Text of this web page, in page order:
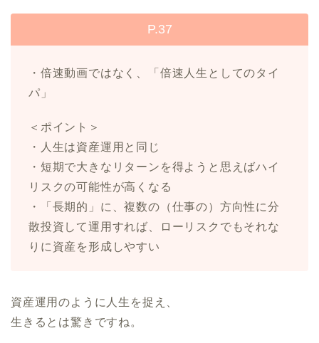
P.37
・倍速動画ではなく、「倍速人生としてのタイ
パ」
＜ポイント＞
・人生は資産運用と同じ
・短期で大きなリターンを得ようと思えばハイ
リスクの可能性が高くなる
・「長期的」に、複数の（仕事の）方向性に分
散投資して運用すれば、ローリスクでもそれな
りに資産を形成しやすい
資産運用のように人生を捉え、
生きるとは驚きですね。